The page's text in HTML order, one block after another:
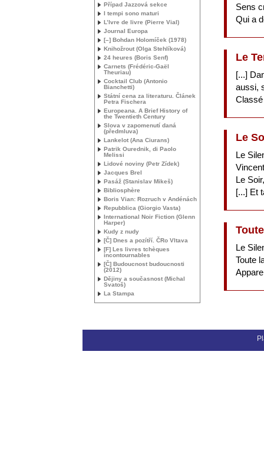
Sens
Qui a
Le
[...]
aussi,
Le
Le
Le
[...] Et
Le
Toute
Případ Jazzová sekce
I tempi sono maturi
L’Ivre de livre (Pierre Vial)
Journal Europa
[–] Bohdan Holomíček (1978)
Knihožrout (Olga Stehlíková)
24 heures (Boris Senf)
Carnets (Frédéric-Gaël
Theuriau)
Cocktail Club (Antonio
Bianchetti)
Státní cena za literaturu. Článek
Petra Fischera
Europeana. A Brief History of
the Twentieth Century
Slova v zapomenutí daná
(předmluva)
Lankelot (Ana Ciurans)
Patrik Ourednik, di Paolo
Melissi
Lidové noviny (Petr Zídek)
Jacques Brel
Pasáž (Stanislav Mikeš)
Bibliosphère
Boris Vian: Rozruch v Andénách
Repubblica (Giorgio Vasta)
International Noir Fiction (Glenn
Harper)
Kudy z nudy
[Č] Dnes a pozítří. ČRo Vltava
[F] Les livres tchèques
incontournables
[Č] Budoucnost budoucnosti
(2012)
Dějiny a současnost (Michal
Svatoš)
La Stampa